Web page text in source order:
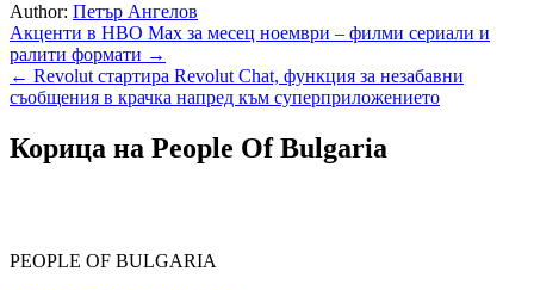
Author: Петър Ангелов
Навигация
Акценти в HBO Max за месец ноември – филми сериали и
ралити формати →
← Revolut стартира Revolut Chat, функция за незабавни
съобщения в крачка напред към суперприложението
Корица на People Of Bulgaria
PEOPLE OF BULGARIA